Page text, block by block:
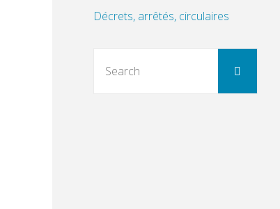
Décrets, arrêtés, circulaires
Search